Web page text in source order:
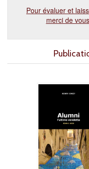
Pour évaluer et
merci de